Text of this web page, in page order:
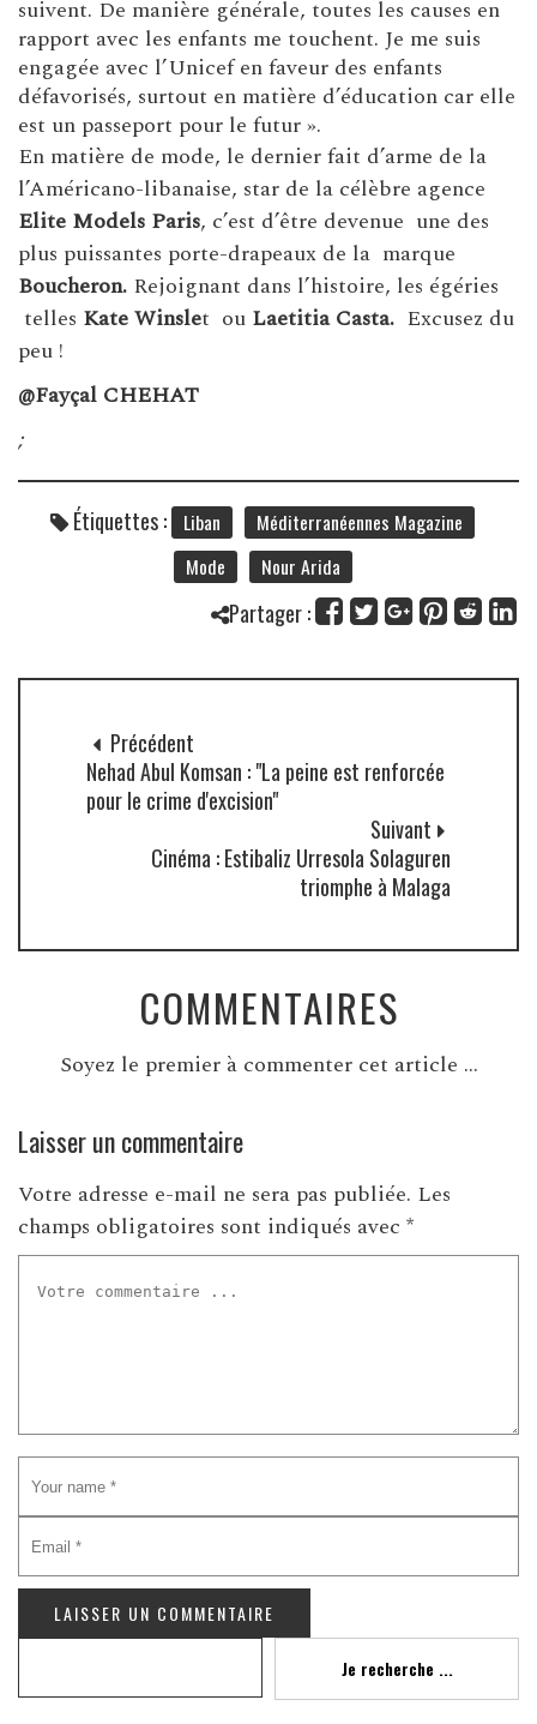
suivent. De manière générale, toutes les causes en
rapport avec les enfants me touchent. Je me suis
engagée avec l’Unicef en faveur des enfants
défavorisés, surtout en matière d’éducation car elle
est un passeport pour le futur ».
En matière de mode, le dernier fait d’arme de la
l’Américano-libanaise, star de la célèbre agence
Elite Models Paris, c’est d’être devenue une des
plus puissantes porte-drapeaux de la marque
Boucheron. Rejoignant dans l’histoire, les égéries
telles Kate Winslet ou Laetitia Casta. Excusez du
peu !
@Fayçal CHEHAT
;
Étiquettes : Liban
Méditerranéennes Magazine
Mode
Nour Arida
Partager :
Précédent
Nehad Abul Komsan : "La peine est renforcée
pour le crime d'excision"
Suivant
Cinéma : Estibaliz Urresola Solaguren
triomphe à Malaga
COMMENTAIRES
Soyez le premier à commenter cet article ...
Laisser un commentaire
Votre adresse e-mail ne sera pas publiée. Les
champs obligatoires sont indiqués avec *
Je recherche ...